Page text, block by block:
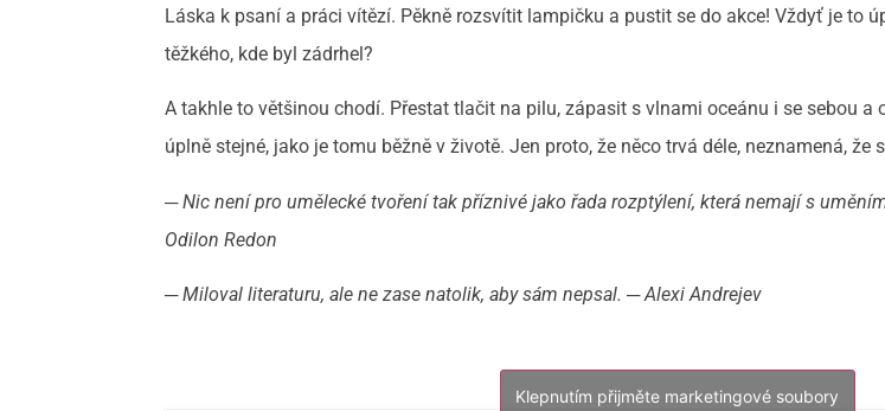
Láska k psaní a práci vítězí. Pěkně rozsvítit lampičku a pustit se do akce! Vždyť je to
těžkého, kde byl zádrhel?
A takhle to většinou chodí. Přestat tlačit na pilu, zápasit s vlnami oceánu i se sebou a
úplně stejné, jako je tomu běžně v životě. Jen proto, že něco trvá déle, neznamená, že
─ Nic není pro umělecké tvoření tak příznivé jako řada rozptýlení, která nemají s
Odilon Redon
─ Miloval literaturu, ale ne zase natolik, aby sám nepsal.─ Alexi Andrejev
Klepnutím přijměte marketingové soubory